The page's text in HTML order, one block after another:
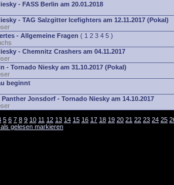
- FASS Berlin am 20.01.2018
- TAG Salzgitter Icefighters am 12.11.2017 (Pokal)
- Allgemeine Fragen ( 1 2 3 4 5 )
- Chemnitz Crashers am 04.11.2017
- Tornado Niesky am 31.10.2017 (Pokal)
beginnt
Panther Jonsdorf - Tornado Niesky am 14.10.2017
5 6 7 8 9 10 11 12 13 14 15 16 17 18 19 20 21 22 23 24 25
gelesen markieren